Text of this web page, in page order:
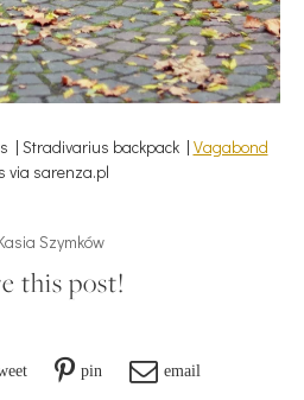
| Stradivarius backpack | Vagabond
via sarenza.pl
Szymków
this post!
pin email